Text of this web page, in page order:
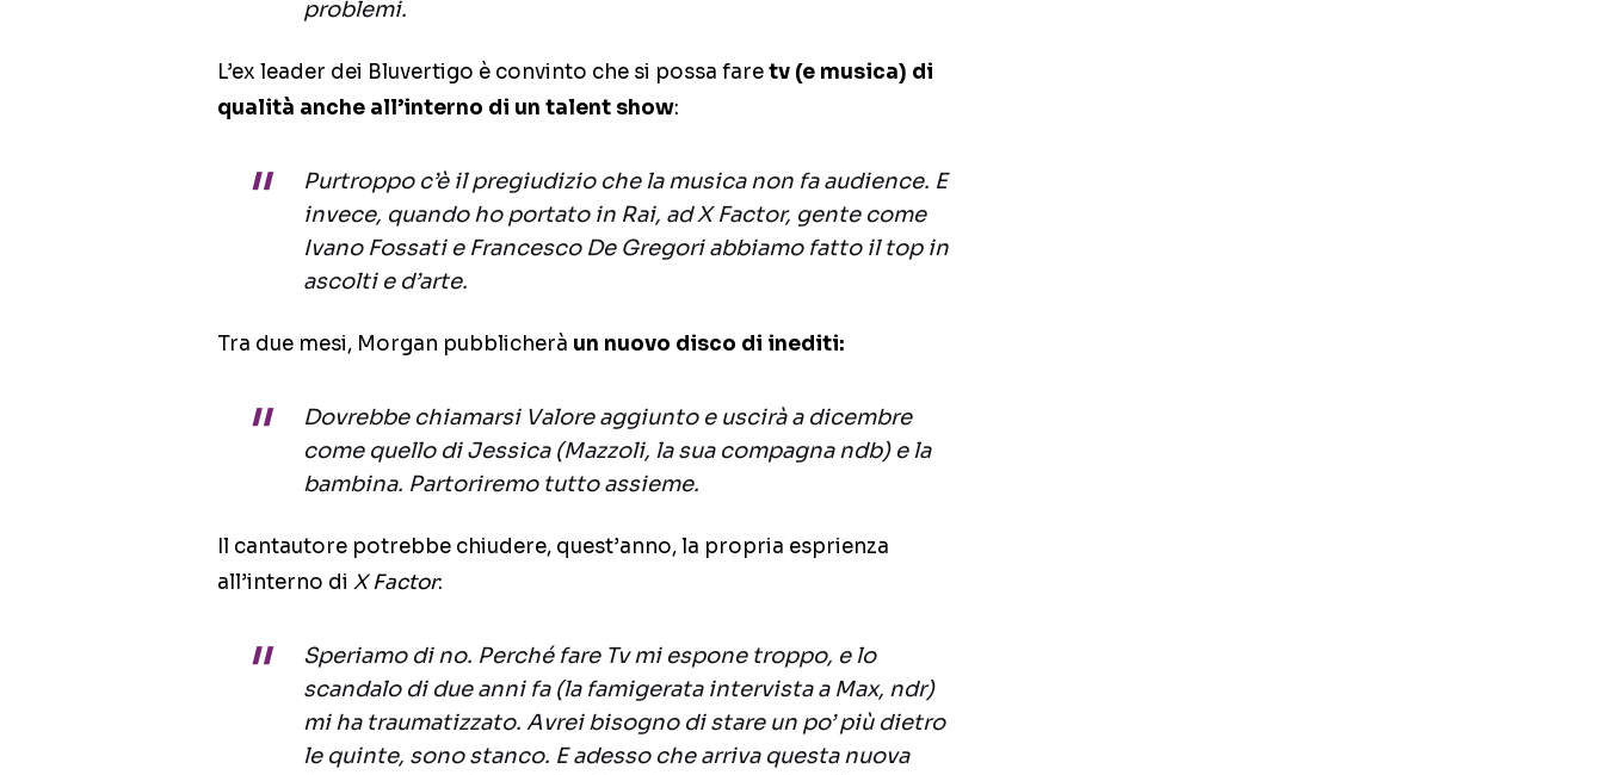
problemi.
L’ex leader dei Bluvertigo è convinto che si possa faretv (e musica) di
qualità anche all’interno di un talent show:
Purtroppo c’è il pregiudizio che la musica non fa audience. E
invece, quando ho portato in Rai, ad X Factor, gente come
Ivano Fossati e Francesco De Gregori abbiamo fatto il top in
ascolti e d’arte.
Tra due mesi, Morgan pubblicherà un nuovo disco di inediti:
Dovrebbe chiamarsi Valore aggiunto e uscirà a dicembre
come quello di Jessica (Mazzoli, la sua compagna ndb) e la
bambina. Partoriremo tutto assieme.
Il cantautore potrebbe chiudere, quest’anno, la propria esprienza
all’interno di X Factor:
Speriamo di no. Perché fare Tv mi espone troppo, e lo
scandalo di due anni fa (la famigerata intervista a Max, ndr)
mi ha traumatizzato. Avrei bisogno di stare un po’ più dietro
le quinte, sono stanco. E adesso che arriva questa nuova